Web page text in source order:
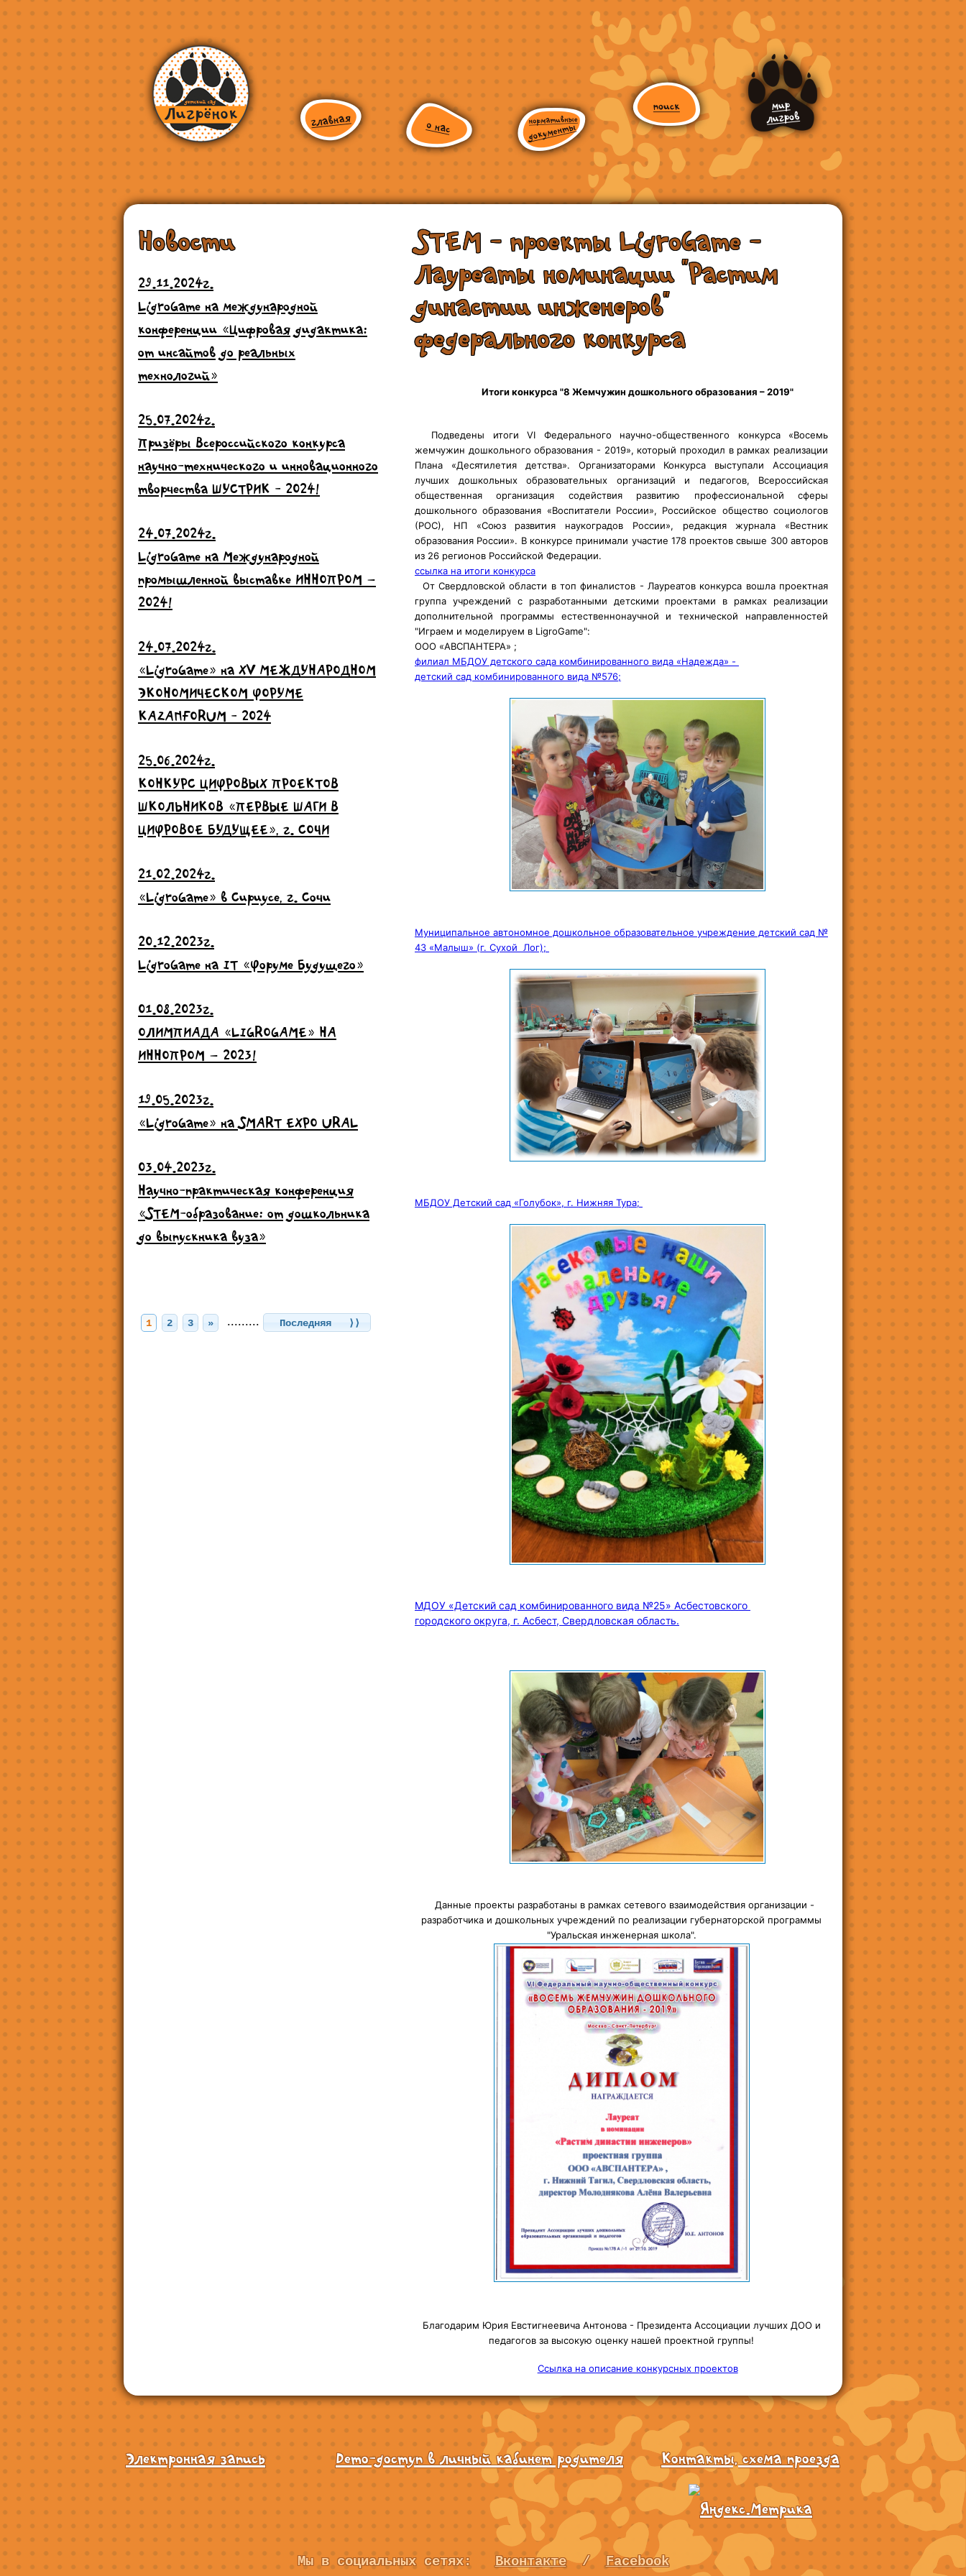
Новости
29.11.2024г.
LigroGame на международной
конференции «Цифровая дидактика:
от инсайтов до реальных
технологий»
25.07.2024г.
Призёры Всероссийского конкурса
научно-технического и инновационного
творчества ШУСТРИК - 2024!
24.07.2024г.
LigroGame на Международной
промышленной выставке ИННОПРОМ –
2024!
24.07.2024г.
«LigroGame» на ХV МЕЖДУНАРОДНОМ
ЭКОНОМИЧЕСКОМ ФОРУМЕ
KAZANFORUM - 2024
25.06.2024г.
КОНКУРС ЦИФРОВЫХ ПРОЕКТОВ
ШКОЛЬНИКОВ «ПЕРВЫЕ ШАГИ В
ЦИФРОВОЕ БУДУЩЕЕ», г. СОЧИ
21.02.2024г.
«LigroGame» в Сириусе, г. Сочи
20.12.2023г.
LigroGame на IT «Форуме Будущего»
01.08.2023г.
ОЛИМПИАДА «LIGROGAME» НА
ИННОПРОМ – 2023!
19.05.2023г.
«LigroGame» на SMART EXPO URAL
03.04.2023г.
Научно-практическая конференция
«STEM-образование: от дошкольника
до выпускника вуза»
1 2 3 » ......... Последняя ⟩⟩
STEM - проекты LigroGame -
Лауреаты номинации "Растим
династии инженеров"
федерального конкурса
Итоги конкурса "8 Жемчужин дошкольного образования – 2019"
Подведены итоги VI Федерального научно-общественного конкурса «Восемь
жемчужин дошкольного образования - 2019», который проходил в рамках реализации
Плана «Десятилетия детства». Организаторами Конкурса выступали Ассоциация
лучших дошкольных образовательных организаций и педагогов, Всероссийская
общественная организация содействия развитию профессиональной сферы
дошкольного образования «Воспитатели России», Российское общество социологов
(РОС), НП «Союз развития наукоградов России», редакция журнала «Вестник
образования России». В конкурсе принимали участие 178 проектов свыше 300 авторов
из 26 регионов Российской Федерации.
ссылка на итоги конкурса
От Свердловской области в топ финалистов - Лауреатов конкурса вошла проектная
группа учреждений с разработанными детскими проектами в рамках реализации
дополнительной программы естественнонаучной и технической направленностей
"Играем и моделируем в LigroGame":
ООО «АВСПАНТЕРА» ;
филиал МБДОУ детского сада комбинированного вида «Надежда» -
детский сад комбинированного вида №576;
Муниципальное автономное дошкольное образовательное учреждение детский сад №
43 «Малыш» (г. Сухой Лог);
МБДОУ Детский сад «Голубок», г. Нижняя Тура;
МДОУ «Детский сад комбинированного вида №25» Асбестовского
городского округа, г. Асбест, Свердловская область.
Данные проекты разработаны в рамках сетевого взаимодействия организации -
разработчика и дошкольных учреждений по реализации губернаторской программы
"Уральская инженерная школа".
Благодарим Юрия Евстигнеевича Антонова - Президента Ассоциации лучших ДОО и
педагогов за высокую оценку нашей проектной группы!
Ссылка на описание конкурсных проектов
Электронная запись Demo-доступ в личный кабинет родителя Контакты, схема проезда
Мы в социальных сетях:Вконтакте/Facebook